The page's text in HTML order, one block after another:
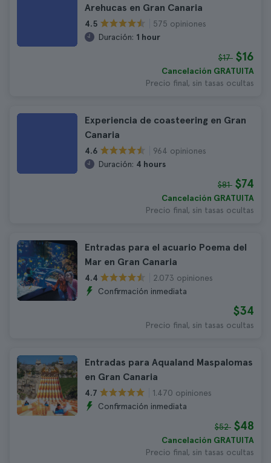
Arehucas en Gran Canaria
4.5
575 opiniones
Duración: 1 hour
$17 $16
Cancelación GRATUITA
Precio final, sin tasas ocultas
Experiencia de coasteering en Gran
Canaria
4.6
964 opiniones
Duración: 4 hours
$81 $74
Cancelación GRATUITA
Precio final, sin tasas ocultas
Entradas para el acuario Poema del
Mar en Gran Canaria
4.4
2.073 opiniones
Confirmación inmediata
$34
Precio final, sin tasas ocultas
Entradas para Aqualand Maspalomas
en Gran Canaria
4.7
1.470 opiniones
Confirmación inmediata
$52 $48
Cancelación GRATUITA
Precio final, sin tasas ocultas